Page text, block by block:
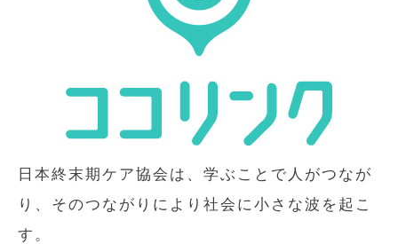
日本終末期ケア協会は、学ぶことで人がつなが
り、そのつながりにより社会に小さな波を起こ
す。